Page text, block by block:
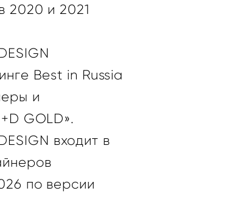
2020 и 2021
Best in Russia
и
GOLD».
входит в
по версии